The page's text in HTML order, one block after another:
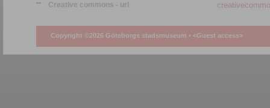
Creative commons - url
Copyright ©2026 Göteborgs stadsmuseum • <Guest access>